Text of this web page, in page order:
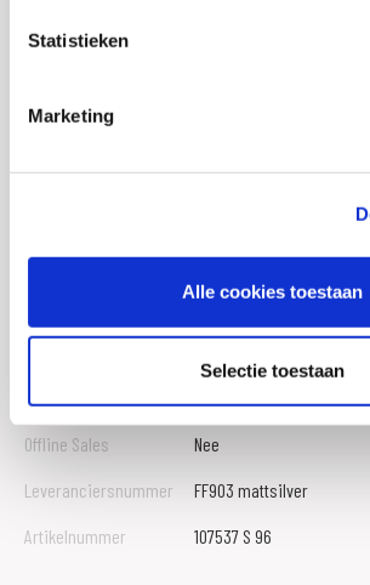
Statistieken
Marketing
Alle cookies toestaan
Selectie toestaan
Uitneembare
Ventilatiesysteem
Aantal buitenschalen
1
Gewicht
1.8 KILOGRAM
8719451036774
SKU
049299
Offline Sales
Nee
Leveranciersnummer
FF903 mattsilver
Artikelnummer
107537 S 96